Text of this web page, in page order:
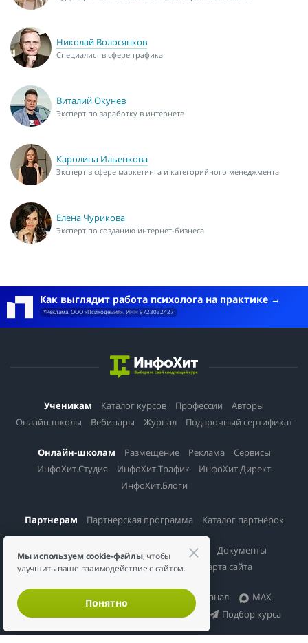
Николай Волосянков
Специалист в сфере трафика
Виталий Окунев
Эксперт по заработку в интернете
Каролина Ильенкова
Эксперт в сфере маркетинга и категорийного менеджмента
Елена Чурикова
Эксперт по созданию интернет-бизнеса
Как выглядит работа психолога на практике
*Реклама. ООО «Психодемия». ИНН 9723032427
Ученикам Каталог курсов Профессии
Авторы
Онлайн-школы
Вебинары Журнал Подарочный сертификат
Онлайн-школам Размещение Реклама
Сервисы
ИнфоХит.Студия
ИнфоХит.Трафик
ИнфоХит.Директ
ИнфоХит.Блоги
Партнерам Партнерская программа Каталог партнёрок
Информация О проекте Контакты
Документы
Политика конфиденциальности
Карта сайта
Telegram-канал
MAX
Чат специалистов Подбор курса
Мы используем cookie-файлы, чтобы
улучшить ваше взаимодействие с сайтом.
Понятно